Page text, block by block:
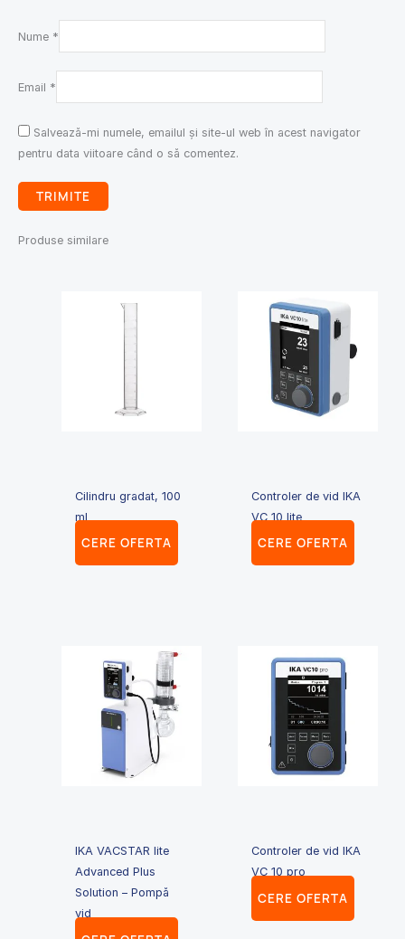
Nume *
Email *
Salvează-mi numele, emailul și site-ul web în acest navigator
pentru data viitoare când o să comentez.
Produse similare
Cilindru gradat, 100
ml
CERE OFERTA
Controler de vid IKA
VC 10 lite
CERE OFERTA
IKA VACSTAR lite
Advanced Plus
Solution – Pompă
vid
Controler de vid IKA
VC 10 pro
CERE OFERTA